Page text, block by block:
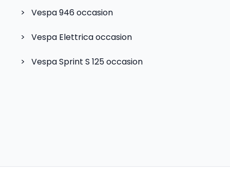
> Vespa 946occasion
> Vespa Elettricaoccasion
> Vespa Sprint S 125occasion